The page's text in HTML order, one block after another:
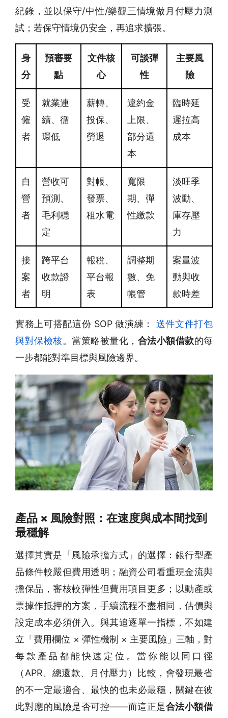
紀錄，並以保守/中性/樂觀三情境做月付壓力測
試；若保守情境仍安全，再追求擴張。
身
分
預審要
點
文件核
心
可談彈
性
主要風
險
受
僱
者
就業連
續、循
環低
薪轉、
投保、
勞退
違約金
上限、
部分還
本
臨時延
遲拉高
成本
自
營
者
營收可
預測、
毛利穩
定
對帳、
發票、
租水電
寬限
期、彈
性繳款
淡旺季
波動、
庫存壓
力
接
案
者
跨平台
收款證
明
報稅、
平台報
表
調整期
數、免
帳管
案量波
動與收
款時差
實務上可搭配這份 SOP 做演練：
送件文件打包
與對保檢核。當策略被量化， 合法小額借款的每
一步都能對準目標與風險邊界。
產品 × 風險對照：在速度與成本間找到
最穩解
選擇其實是「風險承擔方式」的選擇：銀行型產
品條件較嚴但費用透明；融資公司看重現金流與
擔保品，審核較彈性但費用項目更多；以動產或
票據作抵押的方案，手續流程不盡相同，估價與
設定成本必須併入。與其追逐單一指標，不如建
立「費用欄位 × 彈性機制 × 主要風險」三軸，對
每款產品都能快速定位。當你能以同口徑
（APR、總還款、月付壓力）比較，會發現最省
的不一定最適合、最快的也未必最穩，關鍵在彼
此對應的風險是否可控——而這正是合法小額借